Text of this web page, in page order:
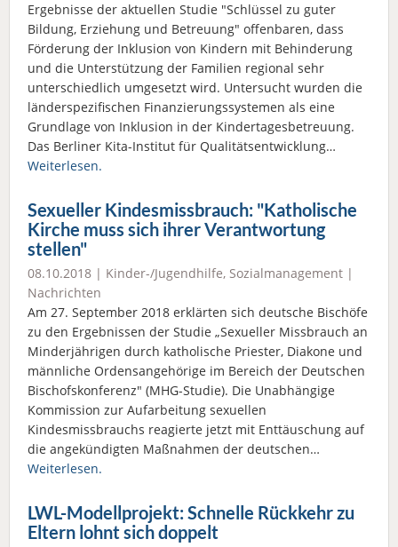
Ergebnisse der aktuellen Studie "Schlüssel zu guter
Bildung, Erziehung und Betreuung" offenbaren, dass
Förderung der Inklusion von Kindern mit Behinderung
und die Unterstützung der Familien regional sehr
unterschiedlich umgesetzt wird. Untersucht wurden die
länderspezifischen Finanzierungssystemen als eine
Grundlage von Inklusion in der Kindertagesbetreuung.
Das Berliner Kita-Institut für Qualitätsentwicklung…
Weiterlesen.
Sexueller Kindesmissbrauch: "Katholische
Kirche muss sich ihrer Verantwortung
stellen"
08.10.2018 | Kinder-/Jugendhilfe, Sozialmanagement |
Nachrichten
Am 27. September 2018 erklärten sich deutsche Bischöfe
zu den Ergebnissen der Studie „Sexueller Missbrauch an
Minderjährigen durch katholische Priester, Diakone und
männliche Ordensangehörige im Bereich der Deutschen
Bischofskonferenz" (MHG-Studie). Die Unabhängige
Kommission zur Aufarbeitung sexuellen
Kindesmissbrauchs reagierte jetzt mit Enttäuschung auf
die angekündigten Maßnahmen der deutschen…
Weiterlesen.
LWL-Modellprojekt: Schnelle Rückkehr zu
Eltern lohnt sich doppelt